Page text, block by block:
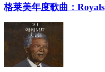
格莱美年度歌曲：Royals